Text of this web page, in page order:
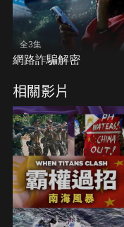
全3集
網路詐騙解密
相關影片